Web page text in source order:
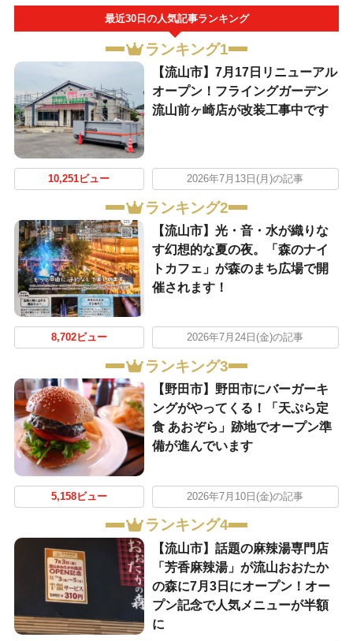
最近30日の人気記事ランキング
ランキング1
【流山市】7月17日リニューアル
オープン！フライングガーデン
流山前ヶ崎店が改装工事中です
10,251ビュー 2026年7月13日(月)の記事
ランキング2
【流山市】光・音・水が織りな
す幻想的な夏の夜。「森のナイ
トカフェ」が森のまち広場で開
催されます！
8,702ビュー 2026年7月24日(金)の記事
ランキング3
【野田市】野田市にバーガーキ
ングがやってくる！「天ぷら定
食 あおぞら」跡地でオープン準
備が進んでいます
5,158ビュー 2026年7月10日(金)の記事
ランキング4
【流山市】話題の麻辣湯専門店
「芳香麻辣湯」が流山おおたか
の森に7月3日にオープン！オー
プン記念で人気メニューが半額
に